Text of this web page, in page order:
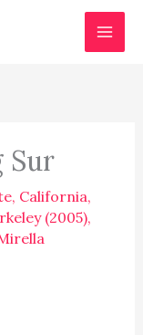
Sur
, California,
(2005),